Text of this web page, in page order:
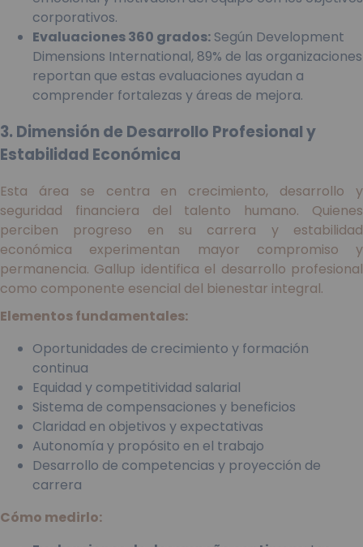
corporativos.
Evaluaciones 360 grados: Según Development
Dimensions International, 89% de las organizaciones
reportan que estas evaluaciones ayudan a
comprender fortalezas y áreas de mejora.
3. Dimensión de Desarrollo Profesional y
Estabilidad Económica
Esta área se centra en crecimiento, desarrollo y
seguridad financiera del talento humano. Quienes
perciben progreso en su carrera y estabilidad
económica experimentan mayor compromiso y
permanencia. Gallup identifica el desarrollo profesional
como componente esencial del bienestar integral.
Elementos fundamentales:
Oportunidades de crecimiento y formación
continua
Equidad y competitividad salarial
Sistema de compensaciones y beneficios
Claridad en objetivos y expectativas
Autonomía y propósito en el trabajo
Desarrollo de competencias y proyección de
carrera
Cómo medirlo: